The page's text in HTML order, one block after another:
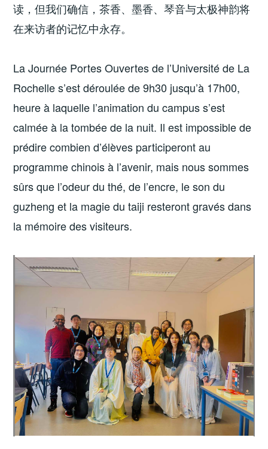
读，但我们确信，茶香、墨香、琴音与太极神韵将
在来访者的记忆中永存。
La Journée Portes Ouvertes de l’Université de La
Rochelle s’est déroulée de 9h30 jusqu’à 17h00,
heure à laquelle l’animation du campus s’est
calmée à la tombée de la nuit. Il est impossible de
prédire combien d’élèves participeront au
programme chinois à l’avenir, mais nous sommes
sûrs que l’odeur du thé, de l’encre, le son du
guzheng et la magie du taiji resteront gravés dans
la mémoire des visiteurs.